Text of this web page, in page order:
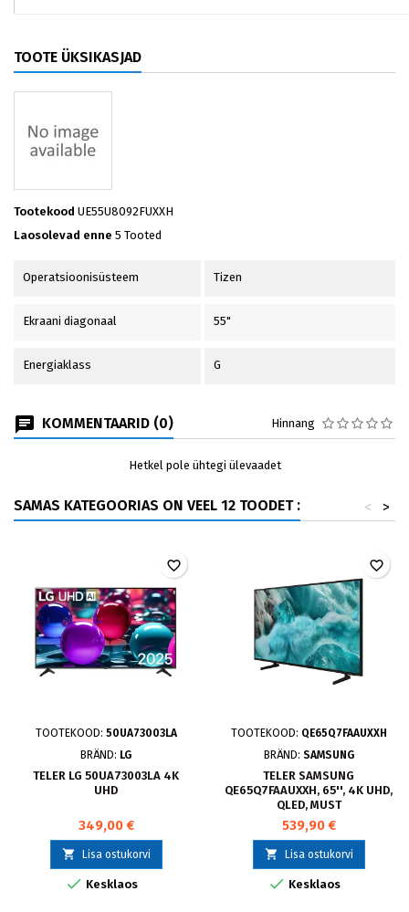
TOOTE ÜKSIKASJAD
Tootekood UE55U8092FUXXH
Laosolevad enne 5 Tooted
Operatsioonisüsteem Tizen
Ekraani diagonaal 55"
Energiaklass G
KOMMENTAARID (0) Hinnang
Hetkel pole ühtegi ülevaadet
SAMAS KATEGOORIAS ON VEEL 12 TOODET : >
<
TOOTEKOOD: 50UA73003LA
BRÄND: LG
TELER LG 50UA73003LA 4K
UHD
349,00 €
 Lisa ostukorvi
 Kesklaos
favorite_border
TOOTEKOOD: QE65Q7FAAUXXH
BRÄND: SAMSUNG
TELER SAMSUNG
QE65Q7FAAUXXH, 65'', 4K UHD,
QLED, MUST
539,90 €
 Lisa ostukorvi
 Kesklaos
favorite_border